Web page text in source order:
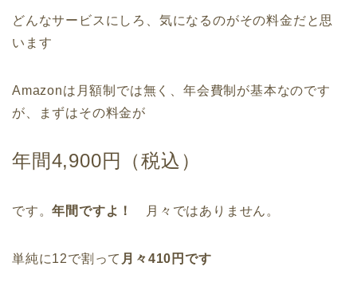
どんなサービスにしろ、気になるのがその料金だと思
います
Amazonは月額制では無く、年会費制が基本なのです
が、まずはその料金が
年間4,900円（税込）
です。年間ですよ！ 月々ではありません。
単純に12で割って 月々410円です